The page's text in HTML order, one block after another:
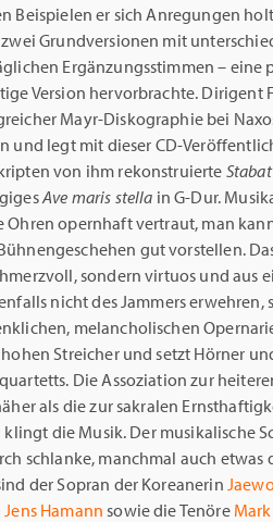
Beispielen er sich Anregungen
Grundversionen mit
Ergänzungsstimmen –
Version hervorbrachte. Dirigent
Mayr-Diskographie bei
und legt mit dieser CD-
von ihm rekonstruierte Stabat
Ave maris stella in G-Dur.
Ohren opernhaft vertraut, man
gut vorstellen.
sondern virtuos und aus
nicht des Jammers
melancholischen
Streicher und setzt Hörner
Die Assoziation zur
als die zur sakralen
die Musik. Der musikalische
schlanke, manchmal auch
der Sopran der Koreanerin
Jens Hamann sowie die Tenöre